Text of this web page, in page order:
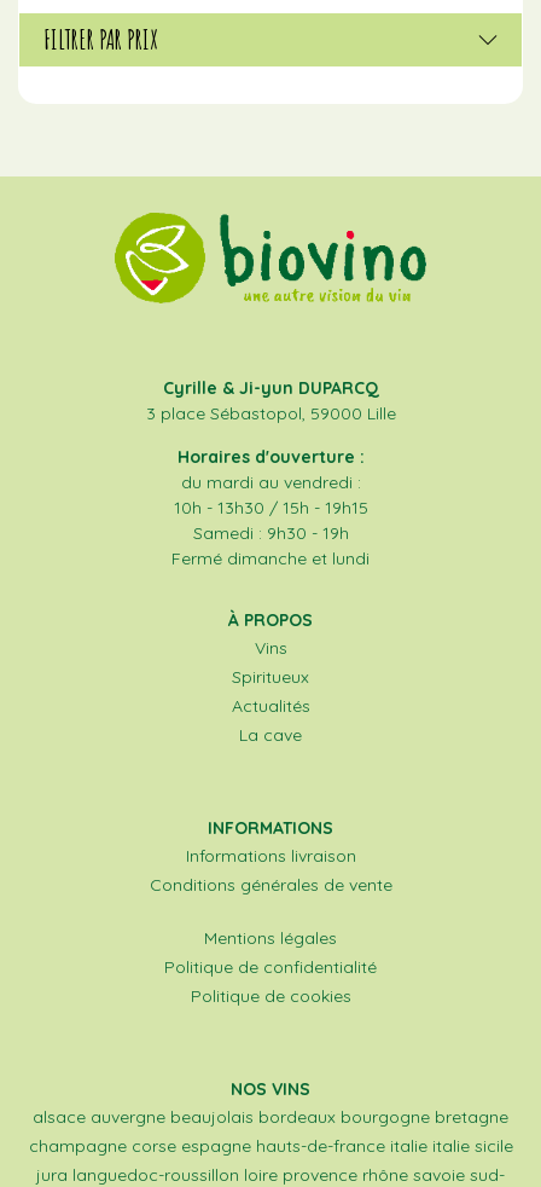
FILTRER PAR PRIX
Cyrille & Ji-yun DUPARCQ
3 place Sébastopol, 59000 Lille
Horaires d'ouverture :
du mardi au vendredi :
10h - 13h30 / 15h - 19h15
Samedi : 9h30 - 19h
Fermé dimanche et lundi
À PROPOS
Vins
Spiritueux
Actualités
La cave
INFORMATIONS
Informations livraison
Conditions générales de vente
Mentions légales
Politique de confidentialité
Politique de cookies
NOS VINS
alsace auvergne beaujolais bordeaux bourgogne bretagne
champagne corse espagne hauts-de-france italie italie sicile
jura languedoc-roussillon loire provence rhône savoie sud-